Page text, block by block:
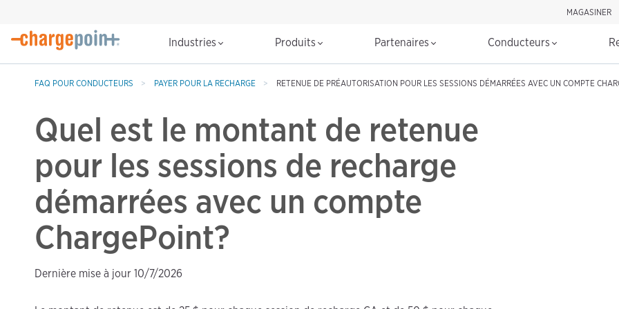
MAGASINER
Industries Produits Partenaires Conducteurs
FAQ POUR CONDUCTEURS PAYER POUR LA RECHARGE RETENUE DE PRÉAUTORISATION POUR LES SESSIONS DÉMARRÉES AVEC UN COMPTE
Quel est le montant de retenue
pour les sessions de recharge
démarrées avec un compte
ChargePoint?
Dernière mise à jour 10/7/2026